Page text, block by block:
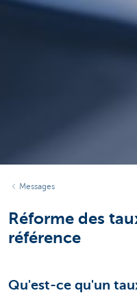
Messages
Réforme des
référence
Qu'est-ce qu'un